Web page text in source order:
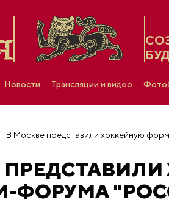
Новости Трансляции и видео
ФОРУМА